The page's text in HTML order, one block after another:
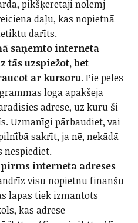
pikšķerētāji nolemj
daļu, kas nopietnā
darīts.
saņemto interneta
tās uzspiežot, bet
ar kursoru. Pie peles
loga apakšējā
adrese, uz kuru šī
Uzmanīgi pārbaudiet, vai
sakrīt, ja nē, nekādā
nespiediet.
interneta adreses
visu nopietnu finanšu
lapās tiek izmantots
kas adresē